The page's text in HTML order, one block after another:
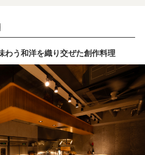
わう和洋を織り交ぜた創作料理